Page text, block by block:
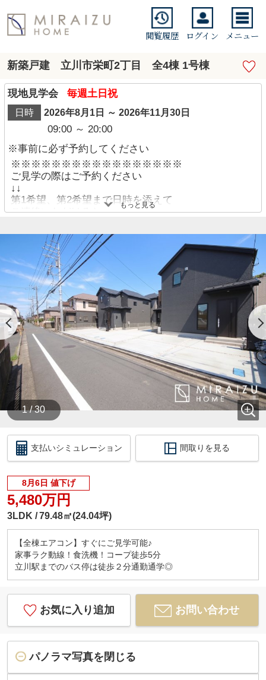
閲覧履歴 ログイン メニュー
新築戸建 立川市栄町2丁目 全4棟 1号棟
現地見学会 毎週土日祝
日時 2026年8月1日 ～ 2026年11月30日
09:00 ～ 20:00
※事前に必ず予約してください
※※※※※※※※※※※※※※※※※
ご見学の際はご予約ください
↓↓
第1希望、第2希望まで日時を添えて
ご連絡いただけると、
※※※※※※※※※※※※※※※※※
◆◆◆◆ 住宅ローン不安なお客様 ◆◆◆◆
他社様でローンが通らなかったお客様
持病でお薬を飲んでいるお客様
持ち家をあきらめているお客様
購入できるか？ご不安なお客様
ぜひミライズホームに一度ご相談下さい☆彡
豊富な提携金融機関から、お客様に合ったプランを
コンサルティング致します！
親身にサポートさせて頂きますので、腹を割ってな
んでもお話ししましょう！！
今のお悩みをぜひ聞かせてください☆彡
◆◆◆◆◆ 現地見学会を開催中 ◆◆◆◆◆
平日・休日問わず、いつでもご見学が出来ます♪
ミライズホーム株式会社は、
お客様に寄り添って、お客様のご都合に合わせてい
つでもご案内させて頂きます。
お仕事終わりなどの夜間や早朝などお気軽にご相談
ください♪
（時間外の対応は、事前にご予約を頂いたお客様限
定のサービスです）
◆最寄りの駅、ご自宅への無料送迎サービス♪
◆お子様がいらっしゃるご家族様チャイルドシート
ございます♪
◆ご両親様揃ってのご見学も最大7人乗りの大型車で
ご案内可能です♪
☆実際に見て、触れて感じる
安心のお住まい探しを体験して下さい♪
☆物件情報だけでなく、地域の特色などなど
エリア情報もお伝え出来たら嬉しいです♪
もっと見る
1 / 30
支払いシミュレーション 間取りを見る
8月6日 値下げ
5,480万円
3LDK 79.48㎡(24.04坪)
【全棟エアコン】すぐにご見学可能♪
家事ラク動線！食洗機！コープ徒歩5分
立川駅までのバス停は徒歩２分通勤通学◎
お気に入り追加 お問い合わせ
パノラマ写真を閉じる